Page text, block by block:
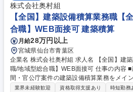
ンドや店舗、職種の希望を自由に伝えるこ
経験者だけでなく、未経験の方も歓迎です！ 募集職種 【仙台/販売職(ウ
メンズ)】未経験OK/転勤無/有名ブランド：
株式会社奥村組
【全国】建築設備積算業務職【
合職】WEB面接可 建築積算
月給28万円以上
宮城県仙台市青葉区
企業名 株式会社奥村組 求人名 【全国】建築設備積算業務職【全国型総合
職/地域型総合職】WEB面接可 仕事の内容 ■建築設備原価部門にて、民
間・官公庁案件の建築設備積算業務をメイ
は、図面等検証・精査、値入、内訳書の作
業界未経験歓迎 資格取得支援あり 時短勤務